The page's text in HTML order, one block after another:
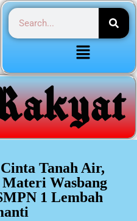
Tanah Air,
Wasbang
1 Lembah